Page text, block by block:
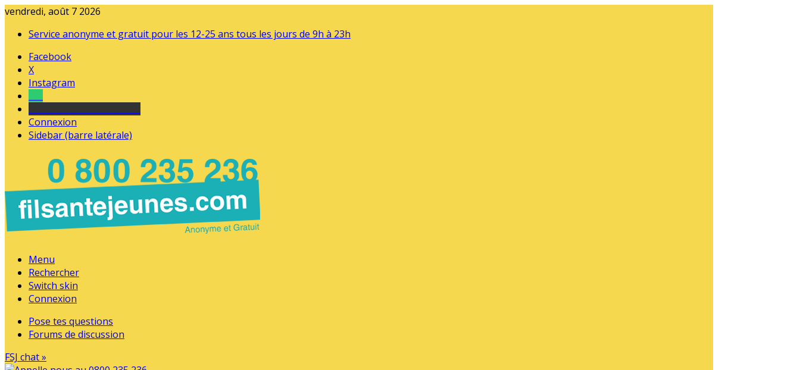
vendredi, août 7 2026
Service anonyme et gratuit pour les 12-25 ans tous les jours de 9h à 23h
Facebook
X
Instagram
Connexion
Sidebar (barre latérale)
Menu
Rechercher
Switch skin
Connexion
Pose tes questions
Forums de discussion
FSJ chat »